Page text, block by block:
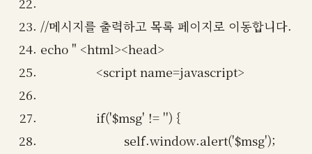
//메시지를 출력하고 목록 페이지로 이동합니다.
echo " <html><head>
<script name=javascript>
if('$msg' != '') {
self.window.alert('$msg');